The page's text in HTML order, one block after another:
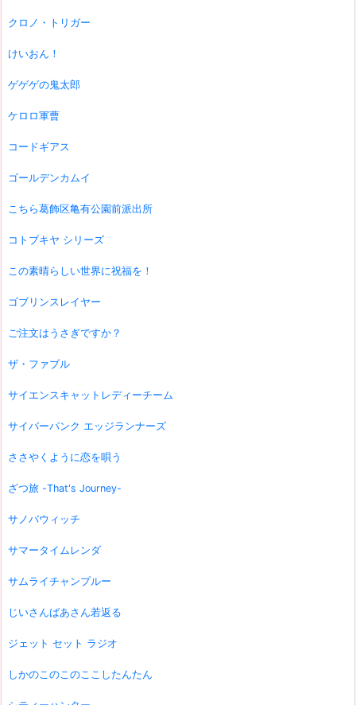
クロノ・トリガー
けいおん！
ゲゲゲの鬼太郎
ケロロ軍曹
コードギアス
ゴールデンカムイ
こちら葛飾区亀有公園前派出所
コトブキヤ シリーズ
この素晴らしい世界に祝福を！
ゴブリンスレイヤー
ご注文はうさぎですか？
ザ・ファブル
サイエンスキャットレディーチーム
サイバーパンク エッジランナーズ
ささやくように恋を唄う
ざつ旅 -That's Journey-
サノバウィッチ
サマータイムレンダ
サムライチャンプルー
じいさんばあさん若返る
ジェット セット ラジオ
しかのこのこのここしたんたん